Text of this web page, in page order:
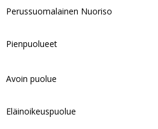
Perussuomalainen Nuoriso
Pienpuolueet
Avoin puolue
Eläinoikeuspuolue